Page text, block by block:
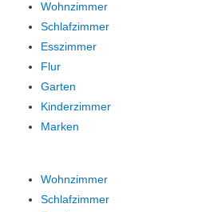
Wohnzimmer
Schlafzimmer
Esszimmer
Flur
Garten
Kinderzimmer
Marken
Wohnzimmer
Schlafzimmer